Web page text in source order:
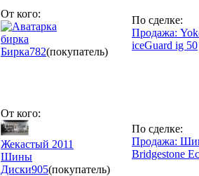
От кого:
бирка
Бирка782(покупатель)
По сделке:
Продажа:
iceGuard ig 50
От кого:
Жекастый 2011
Шины
Диски905(покупатель)
По сделке:
Продажа:
Bridgestone